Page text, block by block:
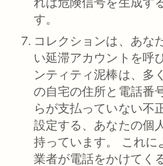
す。
コレクションは、あな
い延滞アカウントを呼
ンティティ泥棒は、多
の自宅の住所と電話番
らが支払っていない不
設定する、あなたの個
持っています。 これに
業者が電話をかけてく